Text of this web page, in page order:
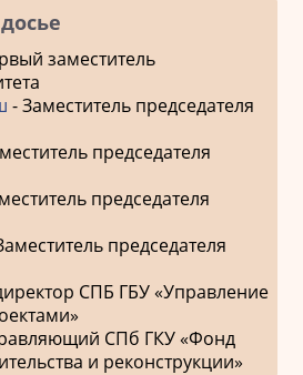
заместитель
- Заместитель председателя
председателя
председателя
председателя
СПБ ГБУ «Управление
СПб ГКУ «Фонд
и реконструкции»